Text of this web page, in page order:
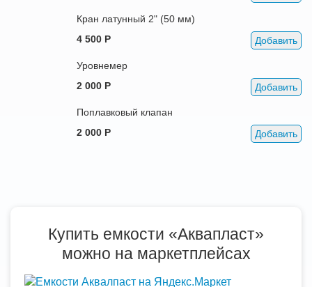
Кран латунный 2" (50 мм)
4 500 Р
Добавить
Уровнемер
2 000 Р
Добавить
Поплавковый клапан
2 000 Р
Добавить
Купить емкости «Аквапласт»
можно на маркетплейсах